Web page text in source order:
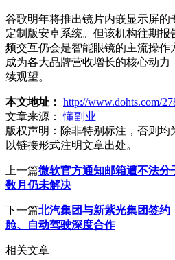
谷歌明年将推出镜片内嵌显示屏的
定制版安卓系统。但该机构往期
频交互仍会是智能眼镜的主流操
成为各大品牌营收增长的核心动
续观望。
本文地址： http://www.dohts.com/
文章来源：
懂副业
版权声明： 除非特别标注，否则
以链接形式注明文章出处。
上一篇微软官方通知邮箱遭不法
数月仍未解决
下一篇北汽集团与新紫光集团签
舱、自动驾驶深度合作
相关文章